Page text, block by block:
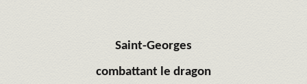
Saint-Georges
combattant le dragon